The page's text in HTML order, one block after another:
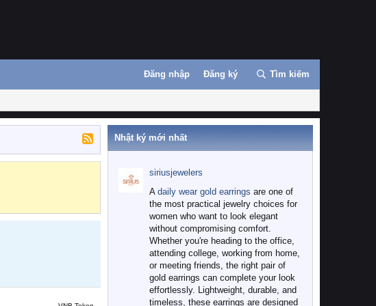
Đăng nhập Đăng ký Tìm kiếm
Nhật ký mới nhất
siriusjewelers
A daily wear gold earrings are one of
the most practical jewelry choices for
women who want to look elegant
without compromising comfort.
Whether you're heading to the office,
attending college, working from home,
or meeting friends, the right pair of
gold earrings can complete your look
effortlessly. Lightweight, durable, and
timeless, these earrings are designed